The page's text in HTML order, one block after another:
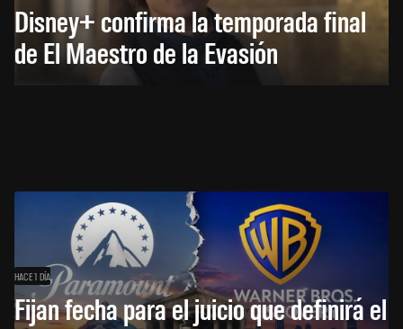
Disney+ confirma la temporada final
de El Maestro de la Evasión
HACE 1 DÍA
Fijan fecha para el juicio que definirá el